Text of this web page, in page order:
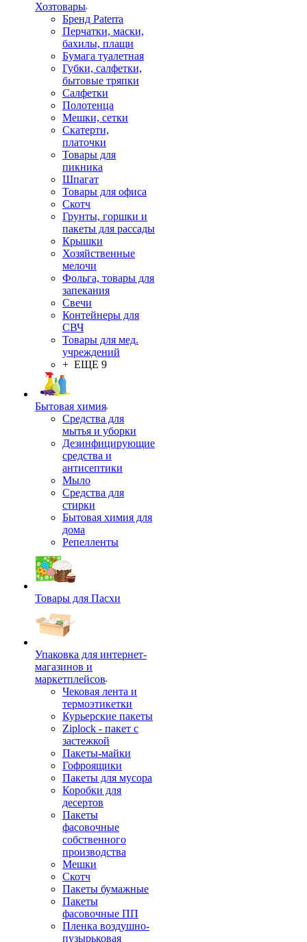
Хозтовары
Бренд Paterra
Перчатки, маски,
бахилы, плащи
Бумага туалетная
Губки, салфетки,
бытовые тряпки
Салфетки
Полотенца
Мешки, сетки
Скатерти,
платочки
Товары для
пикника
Шпагат
Товары для офиса
Скотч
Грунты, горшки и
пакеты для рассады
Крышки
Хозяйственные
мелочи
Фольга, товары для
запекания
Свечи
Контейнеры для
СВЧ
Товары для мед.
учреждений
+ ЕЩЕ 9
Бытовая химия
Средства для
мытья и уборки
Дезинфицирующие
средства и
антисептики
Мыло
Средства для
стирки
Бытовая химия для
дома
Репелленты
Товары для Пасхи
Упаковка для интернет-
магазинов и
маркетплейсов
Чековая лента и
термоэтикетки
Курьерские пакеты
Ziplock - пакет с
застежкой
Пакеты-майки
Гофроящики
Пакеты для мусора
Коробки для
десертов
Пакеты
фасовочные
собственного
производства
Мешки
Скотч
Пакеты бумажные
Пакеты
фасовочные ПП
Пленка воздушно-
пузырьковая